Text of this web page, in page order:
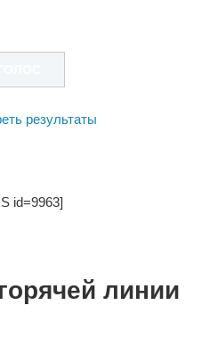
результаты
id=9963]
линии